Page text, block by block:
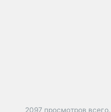
2097 просмотров всего.